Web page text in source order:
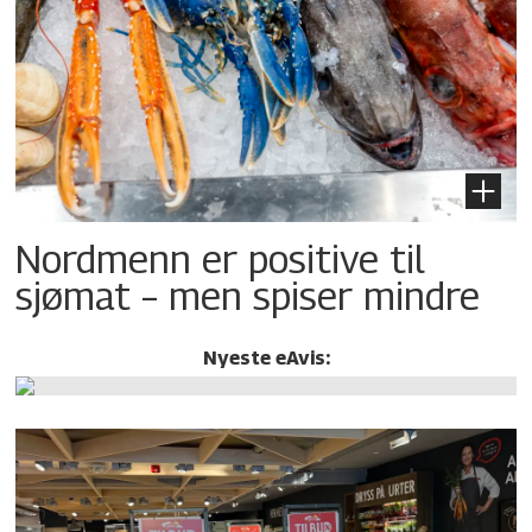
Nordmenn er positive til
sjømat – men spiser mindre
Nyeste eAvis: